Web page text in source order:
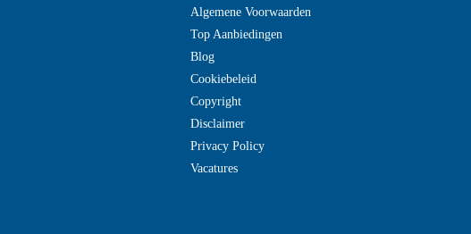
Algemene Voorwaarden
Top Aanbiedingen
Blog
Cookiebeleid
Copyright
Disclaimer
Privacy Policy
Vacatures